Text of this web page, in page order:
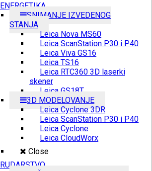
ENERGETIKA
SNIMANJE IZVEDENOG
STANJA
Leica Nova MS60
Leica ScanStation P30 i P40
Leica Viva GS16
Leica TS16
Leica RTC360 3D laserki
skener
Leica GS18T
3D MODELOVANJE
Leica Cyclone 3DR
Leica ScanStation P30 i P40
Leica Cyclone
Leica CloudWorx
Close
RUDARSTVO